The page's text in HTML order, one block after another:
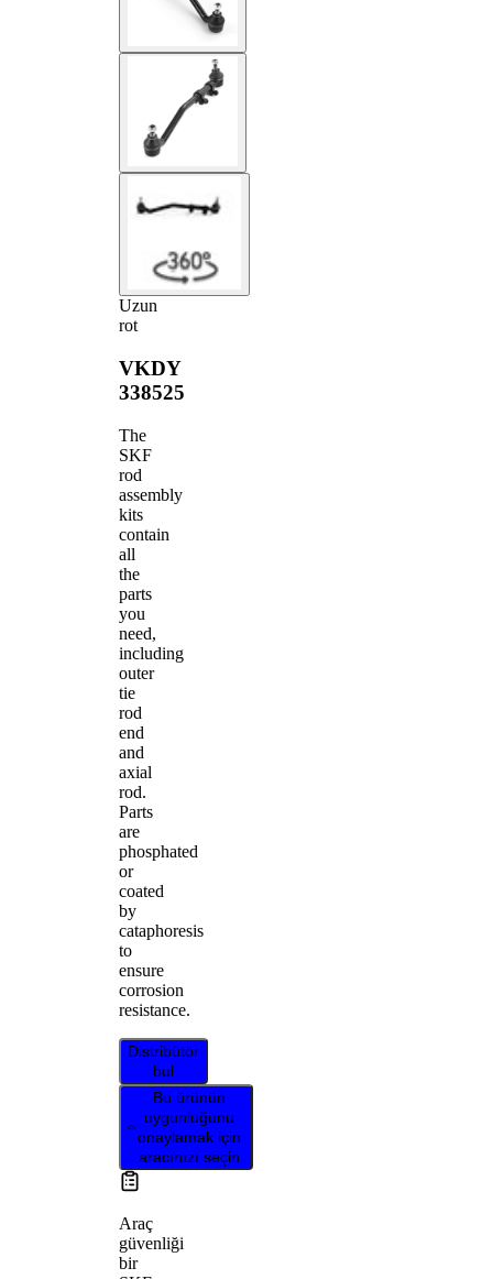
Uzun
rot
VKDY
338525
The
SKF
rod
assembly
kits
contain
all
the
parts
you
need,
including
outer
tie
rod
end
and
axial
rod.
Parts
are
phosphated
or
coated
by
cataphoresis
to
ensure
corrosion
resistance.
Distribütör
bul
Bu ürünün
uygunluğunu
onaylamak için
aracınızı seçin
Araç
güvenliği
bir